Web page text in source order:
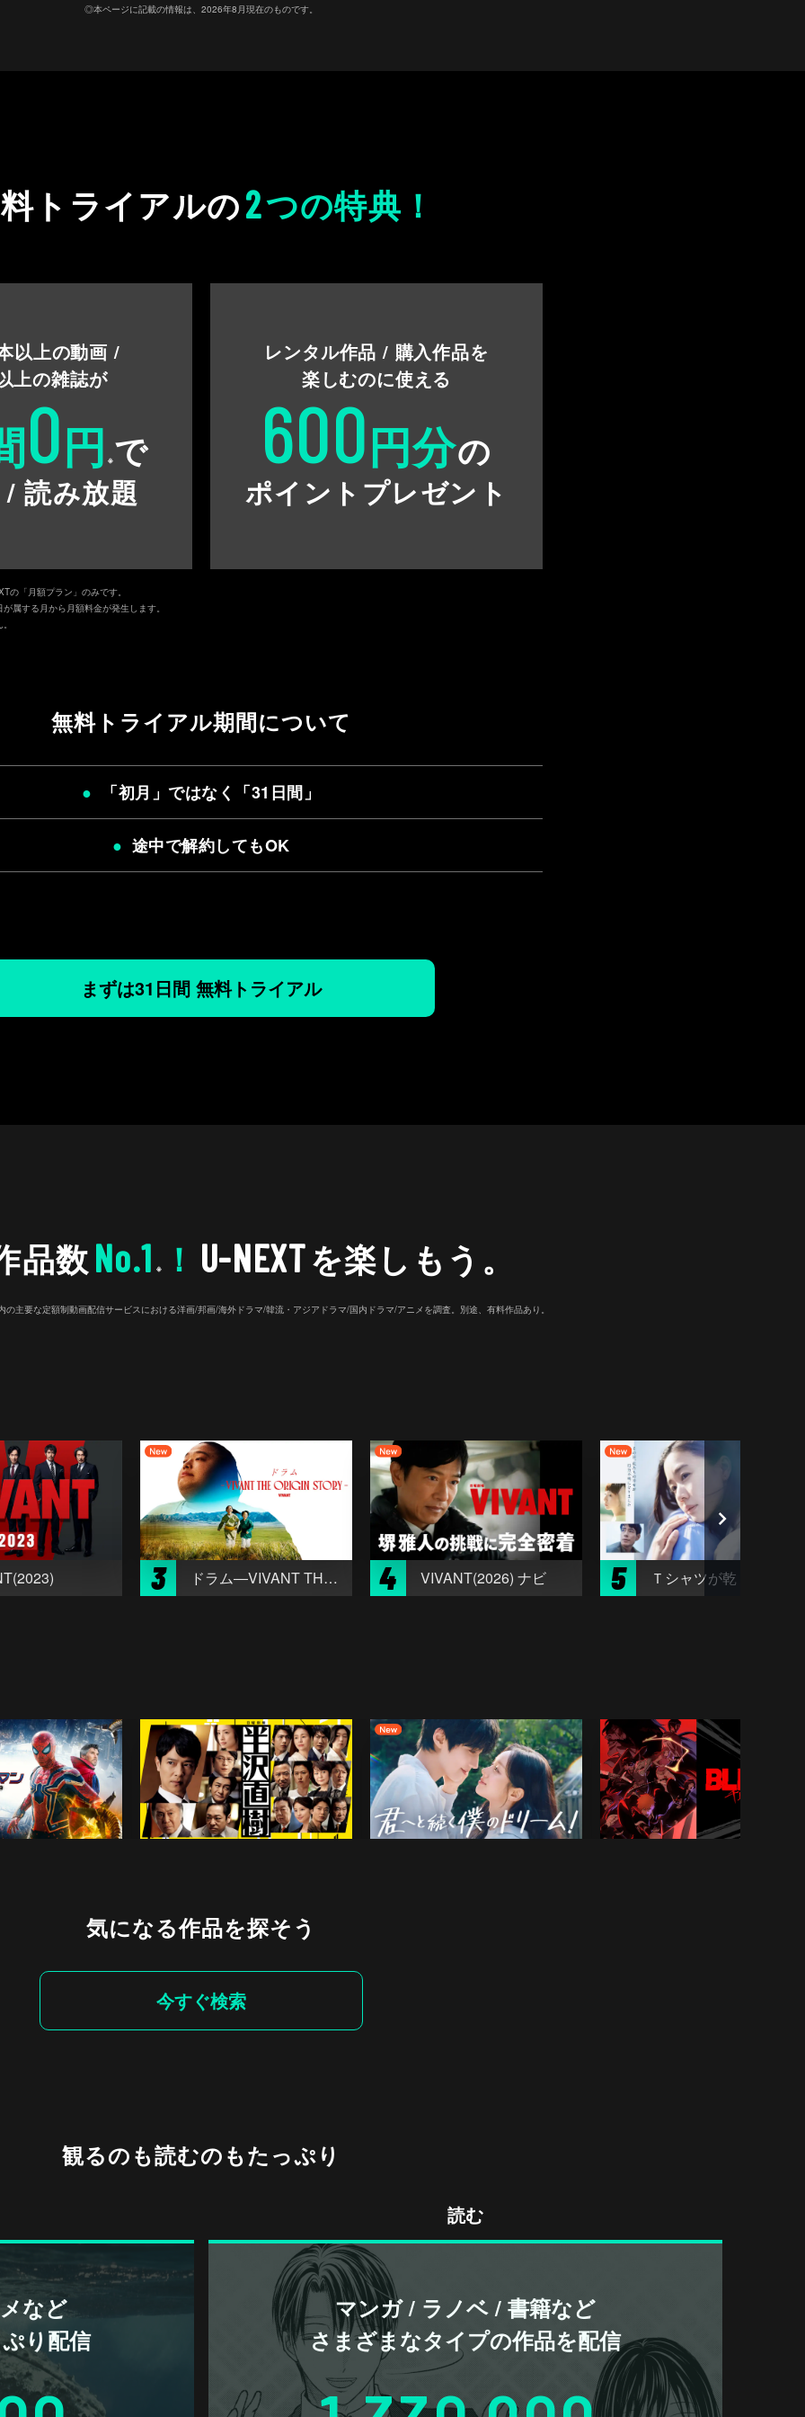
◎本ページに記載の情報は、2026年8月現在のものです。
トライアルの2つの特典！
以上の動画 /
上の雑誌が
0円 ※で
/ 読み放題
の「月額プラン」のみです。
属する月から月額料金が発生します。
レンタル作品 / 購入作品を
楽しむのに使える
600円分の
ポイントプレゼント
無料トライアル期間について
「初月」ではなく「31日間 」
途中で解約してもOK
まずは31日間 無料トライアル
品数No.1 ※ ！ U-NEXTを楽しもう。
主要な定額制動画配信サービスにおける洋画/邦画/海外ドラマ/韓流・アジアドラマ/国内ドラマ/アニメを調査。別途、有料作品あり。
3 ドラム―VIVANT THE ORIGIN STORY― 4 VIVANT(2026) ナビ 5 Ｔシャツが乾くまで
気になる作品を探そう
今すぐ検索
観るのも読むのもたっぷり
読む
など
り配信
マンガ / ラノベ / 書籍など
さまざまなタイプの作品を配信